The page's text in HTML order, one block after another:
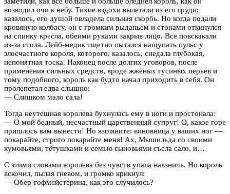
возводил очи к небу. Тихие вздохи вылетали из его груди;
казалось, его душой овладела сильная скорбь. Но когда подали
кровяную колбасу, он с громким рыданьем и стонами откинулся
на спинку кресла, обеими руками закрыв лицо. Все повскакали
из-за стола. Лейб-медик тщетно пытался нащупать пульс у
злосчастного короля, которого, казалось, снедала глубокая,
непонятная тоска. Наконец после долгих уговоров, после
применения сильных средств, вроде жжёных гусиных перьев и
тому подобного, король как будто начал приходить в себя. Он
пролепетал едва слышно:
— Слишком мало сала!
Тогда неутешная королева бухнулась ему в ноги и простонала:
— О мой бедный, несчастный царственный супруг! О, какое горе
пришлось вам вынести! Но взгляните: виновница у ваших ног —
покарайте, строго покарайте меня! Ах, Мышильда со своими
кумовьями, тётушками и семью сыновьями съела сало, и…
С этими словами королева без чувств упала навзничь. Но король
вскочил, пылая гневом, и громко крикнул:
— Обер-гофмсйстерина, как это случилось?